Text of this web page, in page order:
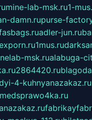
mine-lab-msk.ru1-
damn.rupurse-
adler-jun.ru
1mus.ru
msk.rualabuga-
2864420.ru
4-kuhnyanazakaz.ru
medsprawo4ka.ru